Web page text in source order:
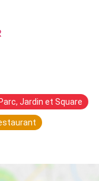
Parc, Jardin et Square